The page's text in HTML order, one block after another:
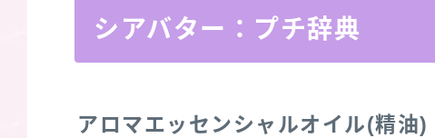
シアバター：プチ辞典
アロマエッセンシャルオイル(精油)